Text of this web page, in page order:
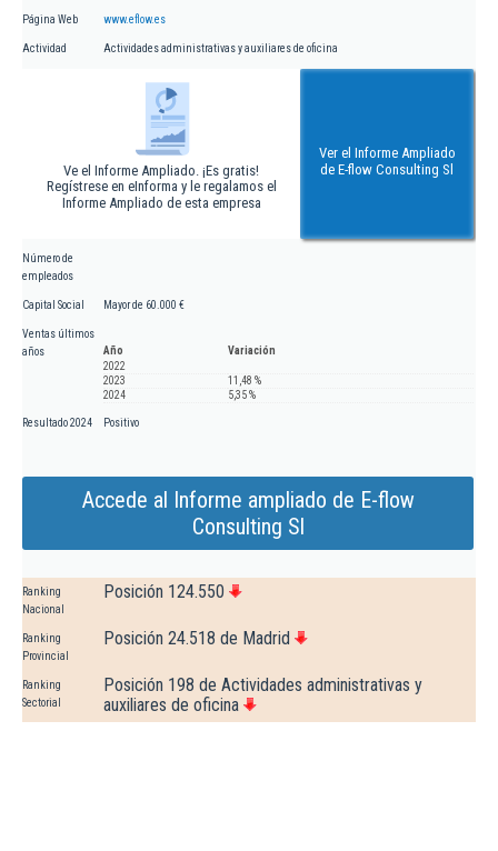
Página Web www.eflow.es
Actividad Actividades administrativas y auxiliares de oficina
Ve el Informe Ampliado. ¡Es gratis!
Regístrese en eInforma y le regalamos el
Informe Ampliado de esta empresa
Ver el Informe Ampliado
de E-flow Consulting Sl
Número de
empleados
Capital Social Mayor de 60.000 €
Ventas últimos
años
Año
Variación
2022
2023
11,48 %
2024
5,35 %
Resultado 2024 Positivo
Accede al Informe ampliado de E-flow
Consulting Sl
Ranking
Nacional
Posición 124.550
Ranking
Provincial
Posición 24.518 de Madrid
Ranking
Sectorial
Posición 198 de Actividades administrativas y
auxiliares de oficina